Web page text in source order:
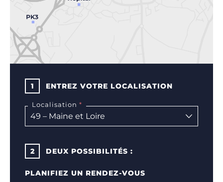
1 ENTREZ VOTRE LOCALISATION
Localisation
2 DEUX POSSIBILITÉS :
PLANIFIEZ UN RENDEZ-VOUS